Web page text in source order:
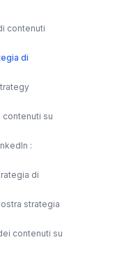
contenuti
di
contenuti su
:
di
strategia
contenuti su